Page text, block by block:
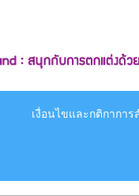
เงื่อนไขและกติกาการ